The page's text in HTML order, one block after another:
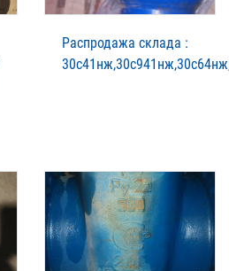
Распродажа склада :